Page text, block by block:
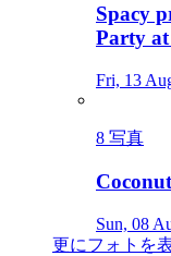
Spacy
Party
Fri, 13
8 写真
Sun, 08
更にフォトを